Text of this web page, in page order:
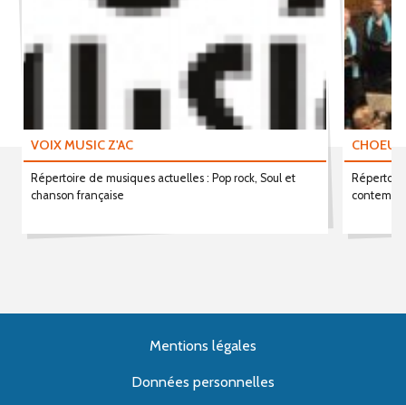
VOIX MUSIC Z'AC
Répertoire de musiques actuelles : Pop rock, Soul et
chanson française
Mentions légales
Données personnelles